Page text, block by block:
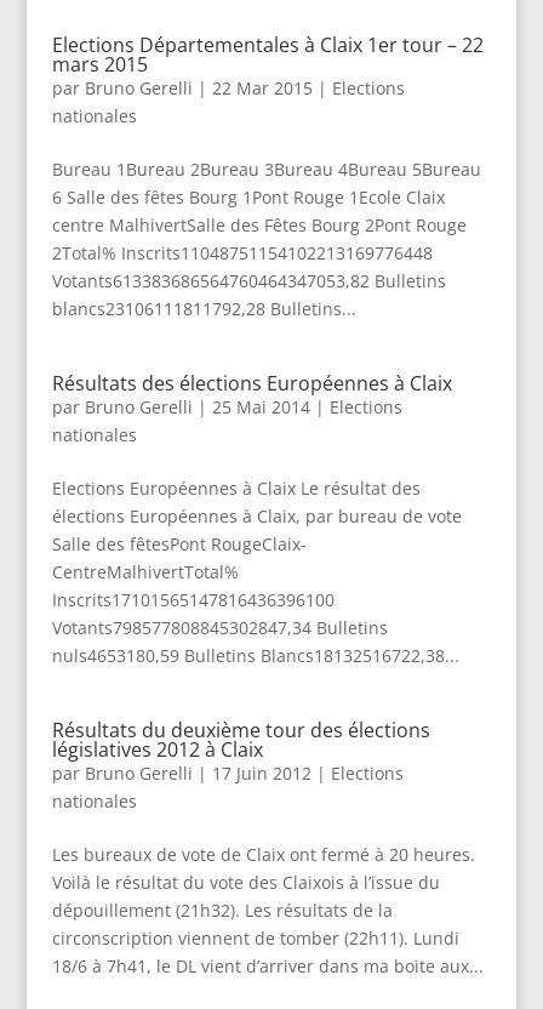
Elections Départementales à Claix 1er tour – 22
mars 2015
par Bruno Gerelli | 22 Mar 2015| Elections
nationales
Bureau 1Bureau 2Bureau 3Bureau 4Bureau 5Bureau
6 Salle des fêtes Bourg 1Pont Rouge 1Ecole Claix
centre MalhivertSalle des Fêtes Bourg 2Pont Rouge
2Total% Inscrits11048751154102213169776448
Votants613383686564760464347053,82 Bulletins
blancs23106111811792,28 Bulletins...
Résultats des élections Européennes à Claix
par Bruno Gerelli | 25 Mai 2014| Elections
nationales
Elections Européennes à Claix Le résultat des
élections Européennes à Claix, par bureau de vote
Salle des fêtesPont RougeClaix-
CentreMalhivertTotal%
Inscrits17101565147816436396100
Votants798577808845302847,34 Bulletins
nuls4653180,59 Bulletins Blancs18132516722,38...
Résultats du deuxième tour des élections
législatives 2012 à Claix
par Bruno Gerelli | 17 Juin 2012| Elections
nationales
Les bureaux de vote de Claix ont fermé à 20 heures.
Voilà le résultat du vote des Claixois à l’issue du
dépouillement (21h32). Les résultats de la
circonscription viennent de tomber (22h11). Lundi
18/6 à 7h41, le DL vient d’arriver dans ma boite aux...